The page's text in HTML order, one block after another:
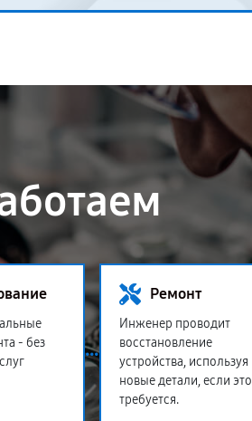
- без
Ремонт
Инженер проводит
восстановление
устройства, используя
новые детали, если это
требуется.